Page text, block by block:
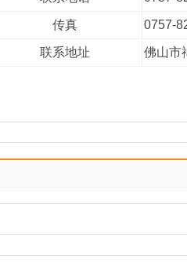
传真 0757-
联系地址 佛山市